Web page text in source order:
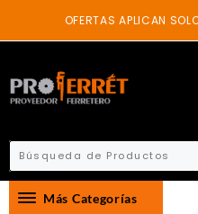
content
OFERTAS APLICAN
Más Categorías